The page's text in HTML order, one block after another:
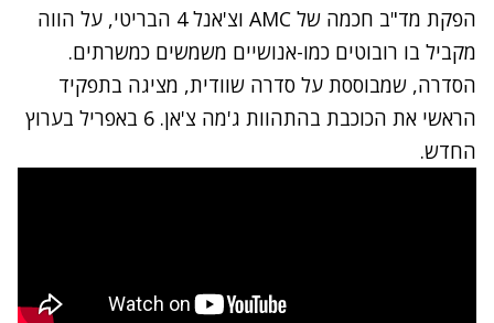
הפקת מד"ב חכמה של AMC וצ'אנל 4 הבריטי, על הווה
מקביל בו רובוטים כמו-אנושיים משמשים כמשרתים.
הסדרה, שמבוססת על סדרה שוודית, מציגה בתפקיד
הראשי את הכוכבת בהתהוות ג'מה צ'אן. 6 באפריל בערוץ
החדש.